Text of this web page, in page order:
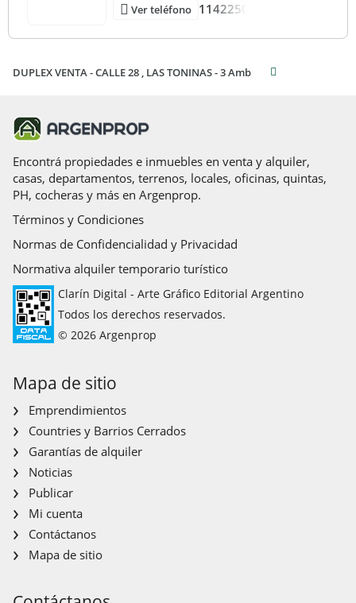
Ver teléfono 1142250
DUPLEX VENTA - CALLE 28 , LAS TONINAS - 3 Amb
Encontrá propiedades e inmuebles en venta y alquiler,
casas, departamentos, terrenos, locales, oficinas, quintas,
PH, cocheras y más en Argenprop.
Términos y Condiciones
Normas de Confidencialidad y Privacidad
Normativa alquiler temporario turístico
Clarín Digital - Arte Gráfico Editorial Argentino
Todos los derechos reservados.
© 2026 Argenprop
Mapa de sitio
Emprendimientos
Countries y Barrios Cerrados
Garantías de alquiler
Noticias
Publicar
Mi cuenta
Contáctanos
Mapa de sitio